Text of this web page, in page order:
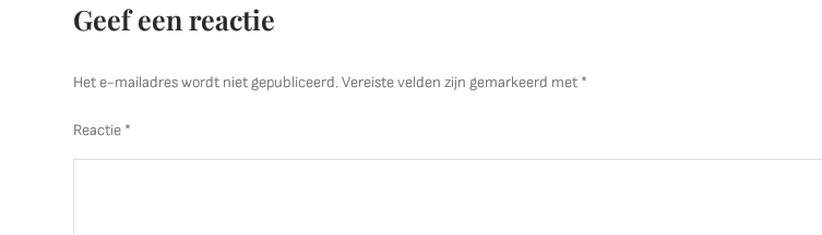
Geef een reactie
Het e-mailadres wordt niet gepubliceerd. Vereiste velden zijn gemarkeerd met *
Reactie *